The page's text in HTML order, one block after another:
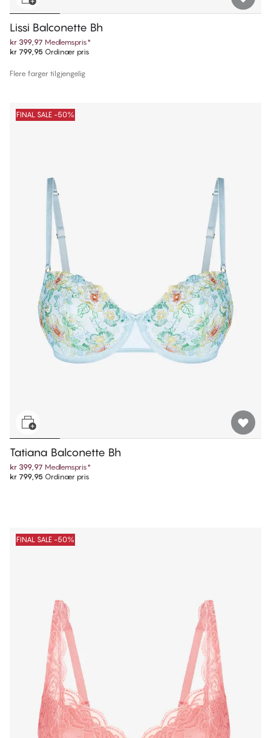
Lissi Balconette Bh
kr 399,97 Medlemspris*
kr 799,95 Ordinær pris
Flere farger tilgjengelig
FINAL SALE -50%
Tatiana Balconette Bh
kr 399,97 Medlemspris*
kr 799,95 Ordinær pris
FINAL SALE -50%